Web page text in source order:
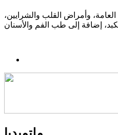
وأمراض القلب والشرايين،